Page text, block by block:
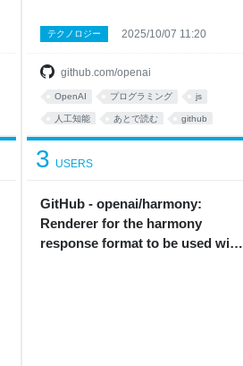
github.com/openai
テクノロジー 2025/10/07 11:20
OpenAI プログラミング js
人工知能 あとで読む github
ui JavaScript programming
GitHub - openai/harmony:
Renderer for the harmony
response format to be used with
3 USERS